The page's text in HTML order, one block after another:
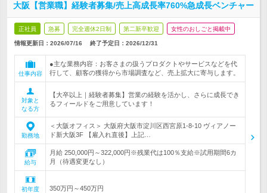
大阪【営業職】経験者募集/売上高成長率760%急成長ベンチャー
正社員 急募 完全週休2日制 第二新卒歓迎 女性のおしごと掲載中
情報更新日：2026/07/16 終了予定日： 2026/12/31
仕事内容
●主な業務内容：お客さまの扱うプロダクトやサービスなどを代
行して、顧客の獲得から市場調査など、売上拡大に寄与します。
対象と
なる方
【大卒以上｜経験者募集】営業の経験を活かし、さらに成長でき
るフィールドをご用意しています！
勤務地
＜大阪オフィス＞ 大阪府大阪市淀川区西宮原1-8-10 ヴィアノー
ド新大阪3F 【雇入れ直後】上記…
給与
月給 250,000円～322,000円※残業代は100％支給※試用期間6カ
月（待遇変更なし）
初年度
350万円～450万円